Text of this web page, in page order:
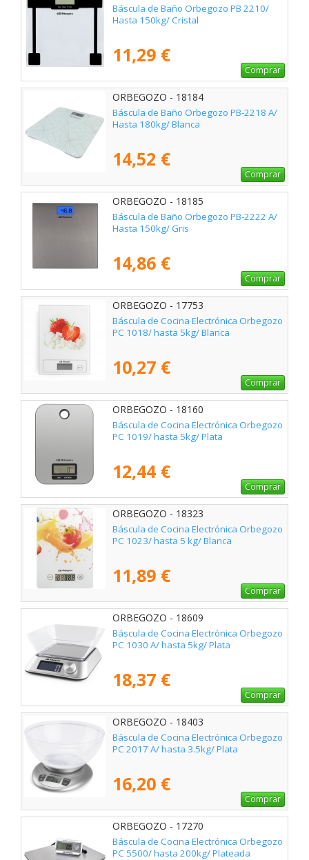
Báscula de Baño Orbegozo PB 2210/
Hasta 150kg/ Cristal
11,29 €
Comprar
ORBEGOZO - 18184
Báscula de Baño Orbegozo PB-2218 A/
Hasta 180kg/ Blanca
14,52 €
Comprar
ORBEGOZO - 18185
Báscula de Baño Orbegozo PB-2222 A/
Hasta 150kg/ Gris
14,86 €
Comprar
ORBEGOZO - 17753
Báscula de Cocina Electrónica Orbegozo
PC 1018/ hasta 5kg/ Blanca
10,27 €
Comprar
ORBEGOZO - 18160
Báscula de Cocina Electrónica Orbegozo
PC 1019/ hasta 5kg/ Plata
12,44 €
Comprar
ORBEGOZO - 18323
Báscula de Cocina Electrónica Orbegozo
PC 1023/ hasta 5 kg/ Blanca
11,89 €
Comprar
ORBEGOZO - 18609
Báscula de Cocina Electrónica Orbegozo
PC 1030 A/ hasta 5kg/ Plata
18,37 €
Comprar
ORBEGOZO - 18403
Báscula de Cocina Electrónica Orbegozo
PC 2017 A/ hasta 3.5kg/ Plata
16,20 €
Comprar
ORBEGOZO - 17270
Báscula de Cocina Electrónica Orbegozo
PC 5500/ hasta 200kg/ Plateada